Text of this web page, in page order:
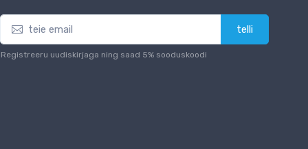
telli
Registreeru uudiskirjaga ning saad 5% sooduskoodi